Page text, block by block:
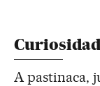
A pastinaca,